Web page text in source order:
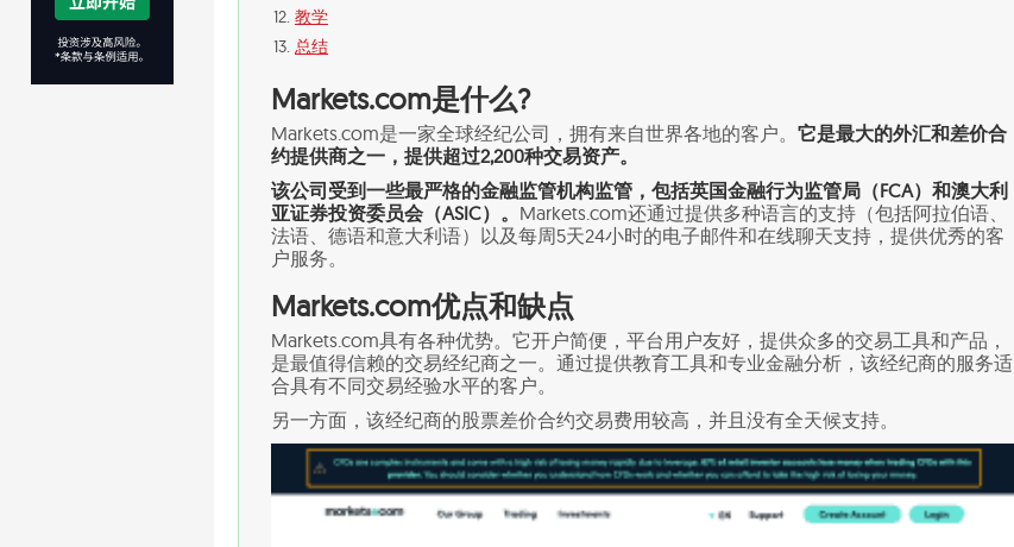
教学
总结
Markets.com是什么?
Markets.com是一家全球经纪公司，拥有来自世界各地的客户。 它是最大的外汇和差价合
约提供商之一，提供超过2,200种交易资产。
该公司受到一些最严格的金融监管机构监管，包括英国金融行为监管局（FCA）和澳大利
亚证券投资委员会（ASIC）。 Markets.com还通过提供多种语言的支持（包括阿拉伯语、
法语、德语和意大利语）以及每周5天24小时的电子邮件和在线聊天支持，提供优秀的客
户服务。
Markets.com优点和缺点
Markets.com具有各种优势。它开户简便，平台用户友好，提供众多的交易工具和产品，
是最值得信赖的交易经纪商之一。通过提供教育工具和专业金融分析，该经纪商的服务适
合具有不同交易经验水平的客户。
另一方面，该经纪商的股票差价合约交易费用较高，并且没有全天候支持。